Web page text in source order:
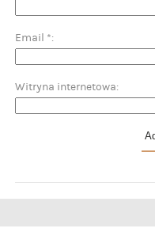
Email *
Witryna internetowa